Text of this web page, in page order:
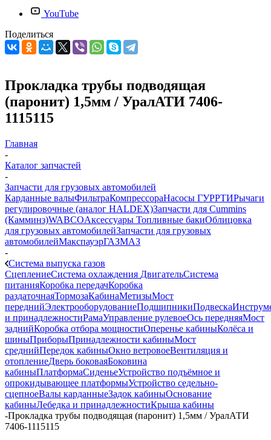
YouTube
Поделиться
Прокладка трубы подводящая
(паронит) 1,5мм / УралАТИ 7406-
1115115
Главная
-
Каталог запчастей
-
Запчасти для грузовых автомобилей
Карданные валыФильтраКомпрессораНасосы ГУРРТИРычаги
регулировочные (аналог HALDEX)Запчасти для Cummins
(Камминз)WABCOАксессуары Топливные бакиОблицовка
для грузовых автомобилейЗапчасти для грузовых
автомобилейМакспауэрГАЗМАЗ
-
Система выпуска газов
СцеплениеСистема охлаждения ДвигательСистема
питанияКоробка передачКоробка
раздаточнаяТормозаКабинаМетизыМост
переднийЭлектрооборудованиеПодшипникиПодвеска
и принадлежностиРамаУправление рулевоеОсь передняяМост
заднийКоробка отбора мощностиОперенье кабиныКолёса и
шиныПриборыПринадлежности кабиныМост
среднийПередок кабиныОкно ветровоеВентиляция и
отоплениеДверь боковаяБоковина
кабиныПлатформаСиденьеУстройство подъёмное и
опрокидывающее платформыУстройство седельно-
сцепноеВалы карданныеЗадок кабиныОснование
кабиныЛебедка и принадлежностиКрыша кабины
-Прокладка трубы подводящая (паронит) 1,5мм / УралАТИ
7406-1115115